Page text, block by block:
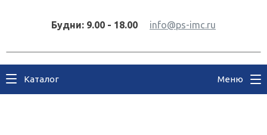
Будни: 9.00 - 18.00 info@ps-imc.ru
Каталог Меню